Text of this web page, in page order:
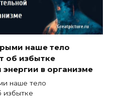
наше тело
об избытке
в организме
наше тело
избытке